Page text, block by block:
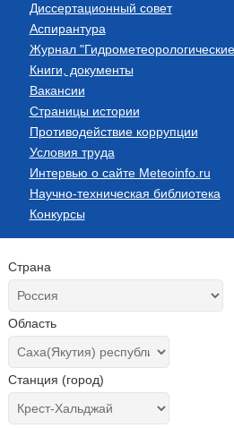
Диссертационный совет
Аспирантура
Журнал
Книги, документы
Вакансии
Страницы истории
Противодействие коррупции
Условия труда
Интервью о сайте Meteoinfo.ru
Научно-техническая библиотека
Конкурсы
Страна
Область
Станция (город)